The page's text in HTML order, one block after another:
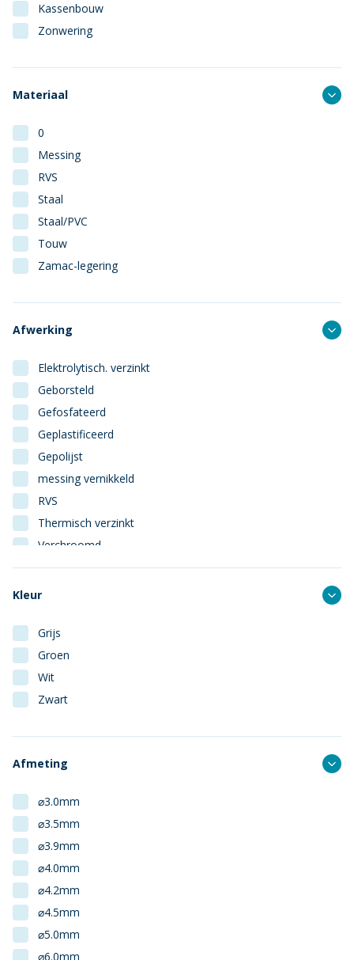
Kassenbouw
Zonwering
Materiaal
0
Messing
RVS
Staal
Staal/PVC
Touw
Zamac-legering
Afwerking
Elektrolytisch. verzinkt
Geborsteld
Gefosfateerd
Geplastificeerd
Gepolijst
messing vernikkeld
RVS
Thermisch verzinkt
Verchroomd
Vermessingd
Kleur
Grijs
Groen
Wit
Zwart
Afmeting
⌀3.0mm
⌀3.5mm
⌀3.9mm
⌀4.0mm
⌀4.2mm
⌀4.5mm
⌀5.0mm
⌀6.0mm